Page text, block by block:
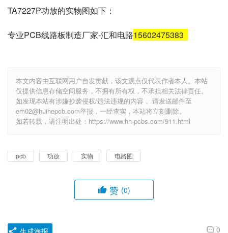
TA7227P功放的实物图如下：
专业PCB线路板制造厂家-汇和电路15602475383
本文内容由互联网用户自发贡献，该文观点仅代表作者本人。本站
仅提供信息存储空间服务，不拥有所有权，不承担相关法律责任。
如发现本站有涉嫌抄袭侵权/违法违规的内容， 请发送邮件至
em02@huihepcb.com举报，一经查实，本站将立刻删除。
如若转载，请注明出处：https://www.hh-pcbs.com/911.html
pcb 功放 实物 电路图
赞 (0)
0
生成海报